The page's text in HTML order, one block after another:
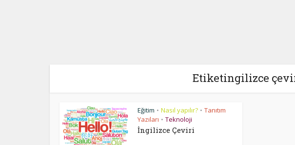
Etiketingilizce
Eğitim • Nasıl yapılır? • Tanıtım
Yazıları • Teknoloji
İngilizce Çeviri